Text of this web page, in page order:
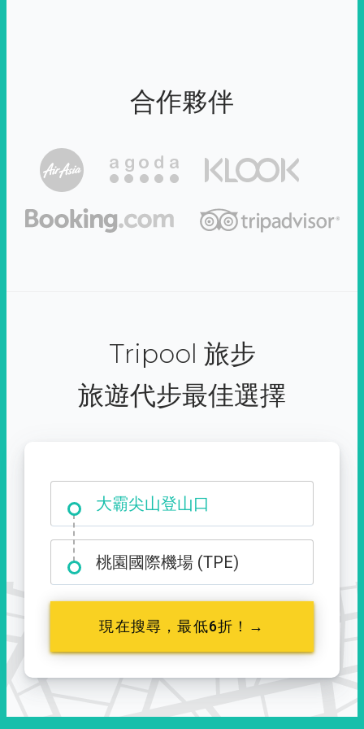
合作夥伴
Tripool 旅步
旅遊代步最佳選擇
大霸尖山登山口
桃園國際機場 (TPE)
現在搜尋，最低6折！→